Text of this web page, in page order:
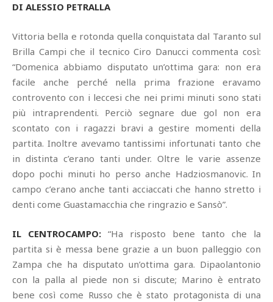
DI ALESSIO PETRALLA
Vittoria bella e rotonda quella conquistata dal Taranto sul
Brilla Campi che il tecnico Ciro Danucci commenta così:
“Domenica abbiamo disputato un’ottima gara: non era
facile anche perché nella prima frazione eravamo
controvento con i leccesi che nei primi minuti sono stati
più intraprendenti. Perciò segnare due gol non era
scontato con i ragazzi bravi a gestire momenti della
partita. Inoltre avevamo tantissimi infortunati tanto che
in distinta c’erano tanti under. Oltre le varie assenze
dopo pochi minuti ho perso anche Hadziosmanovic. In
campo c’erano anche tanti acciaccati che hanno stretto i
denti come Guastamacchia che ringrazio e Sansò”.
IL CENTROCAMPO: “Ha risposto bene tanto che la
partita si è messa bene grazie a un buon palleggio con
Zampa che ha disputato un’ottima gara. Dipaolantonio
con la palla al piede non si discute; Marino è entrato
bene così come Russo che è stato protagonista di una